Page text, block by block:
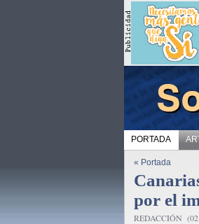
PORTADA
« Portada
por el
REDACCIÓN